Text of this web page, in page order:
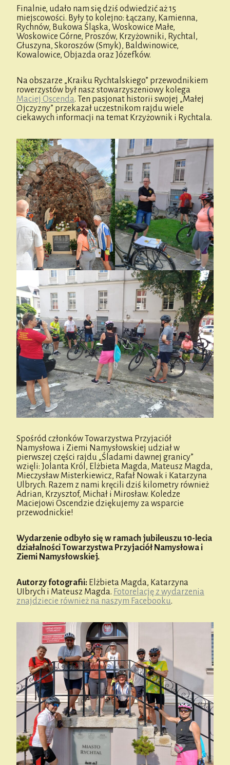
Finalnie, udało nam się dziś odwiedzić aż 15
miejscowości. Były to kolejno: Łączany, Kamienna,
Rychnów, Bukowa Śląska, Woskowice Małe,
Woskowice Górne, Proszów, Krzyżowniki, Rychtal,
Głuszyna, Skoroszów (Smyk), Baldwinowice,
Kowalowice, Objazda oraz Józefków.
Na obszarze „Kraiku Rychtalskiego” przewodnikiem
rowerzystów był nasz stowarzyszeniowy kolega
Maciej Oscenda. Ten pasjonat historii swojej „Małej
Ojczyzny” przekazał uczestnikom rajdu wiele
ciekawych informacji na temat Krzyżownik i Rychtala.
Spośród członków Towarzystwa Przyjaciół
Namysłowa i Ziemi Namysłowskiej udział w
pierwszej części rajdu „Śladami dawnej granicy”
wzięli: Jolanta Król, Elżbieta Magda, Mateusz Magda,
Mieczysław Misterkiewicz, Rafał Nowak i Katarzyna
Ulbrych. Razem z nami kręcili dziś kilometry również
Adrian, Krzysztof, Michał i Mirosław. Koledze
Maciejowi Oscendzie dziękujemy za wsparcie
przewodnickie!
Wydarzenie odbyło się w ramach jubileuszu 10-lecia
działalności Towarzystwa Przyjaciół Namysłowa i
Ziemi Namysłowskiej.
Autorzy fotografii: Elżbieta Magda, Katarzyna
UIbrych i Mateusz Magda. Fotorelację z wydarzenia
znajdziecie również na naszym Facebooku.